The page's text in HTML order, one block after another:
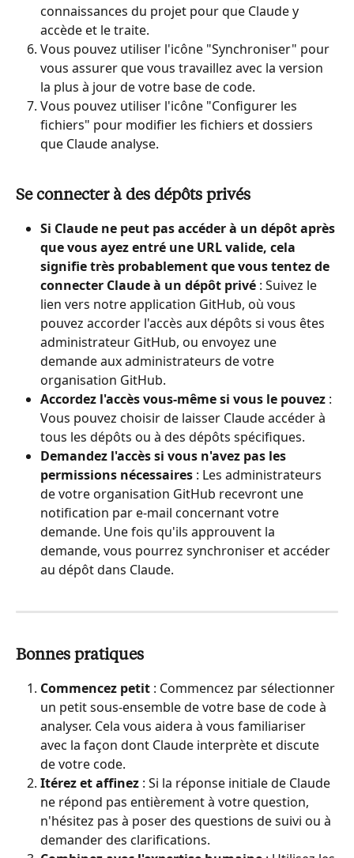
connaissances du projet pour que Claude y
accède et le traite.
Vous pouvez utiliser l'icône "Synchroniser" pour
vous assurer que vous travaillez avec la version
la plus à jour de votre base de code.
Vous pouvez utiliser l'icône "Configurer les
fichiers" pour modifier les fichiers et dossiers
que Claude analyse.
Se connecter à des dépôts privés
Si Claude ne peut pas accéder à un dépôt après
que vous ayez entré une URL valide, cela
signifie très probablement que vous tentez de
connecter Claude à un dépôt privé : Suivez le
lien vers notre application GitHub, où vous
pouvez accorder l'accès aux dépôts si vous êtes
administrateur GitHub, ou envoyez une
demande aux administrateurs de votre
organisation GitHub.
Accordez l'accès vous-même si vous le pouvez :
Vous pouvez choisir de laisser Claude accéder à
tous les dépôts ou à des dépôts spécifiques.
Demandez l'accès si vous n'avez pas les
permissions nécessaires : Les administrateurs
de votre organisation GitHub recevront une
notification par e-mail concernant votre
demande. Une fois qu'ils approuvent la
demande, vous pourrez synchroniser et accéder
au dépôt dans Claude.
Bonnes pratiques
Commencez petit : Commencez par sélectionner
un petit sous-ensemble de votre base de code à
analyser. Cela vous aidera à vous familiariser
avec la façon dont Claude interprète et discute
de votre code.
Itérez et affinez : Si la réponse initiale de Claude
ne répond pas entièrement à votre question,
n'hésitez pas à poser des questions de suivi ou à
demander des clarifications.